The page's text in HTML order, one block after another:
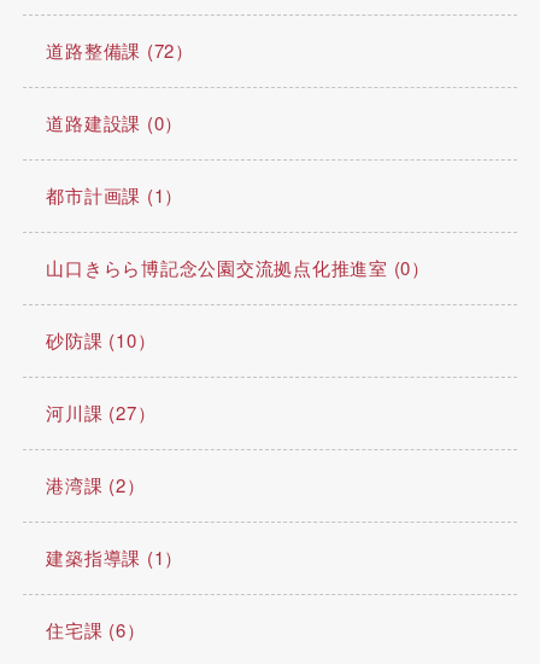
道路整備課 (72）
道路建設課 (0）
都市計画課 (1）
山口きらら博記念公園交流拠点化推進室 (0）
砂防課 (10）
河川課 (27）
港湾課 (2）
建築指導課 (1）
住宅課 (6）